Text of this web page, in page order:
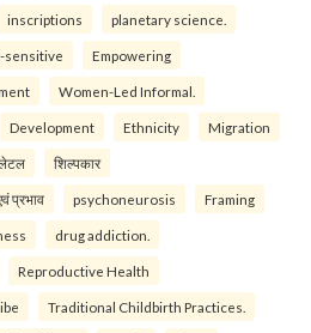
inscriptions planetary science.
sensitive Empowering
Women-Led Informal.
Development Ethnicity Migration
शिल्पकार
प्रभाव psychoneurosis Framing
drug addiction.
Reproductive Health
Traditional Childbirth Practices.